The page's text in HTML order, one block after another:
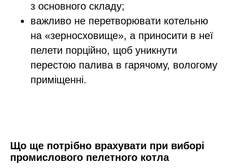
з основного складу;
важливо не перетворювати котельню
на «зерносховище», а приносити в неї
пелети порційно, щоб уникнути
перестою палива в гарячому, вологому
приміщенні.​
Що ще потрібно врахувати при виборі
промислового пелетного котла